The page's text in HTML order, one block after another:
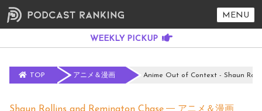
MENU
TOP アニメ＆漫画 Anime Out of Context - Shaun